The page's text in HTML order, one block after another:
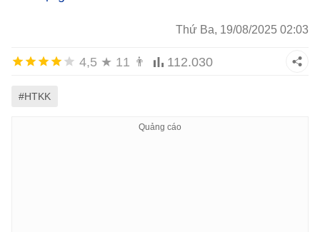
Thứ Ba, 19/08/2025 02:03
4,5 ★ 11 👨 112.030
#HTKK